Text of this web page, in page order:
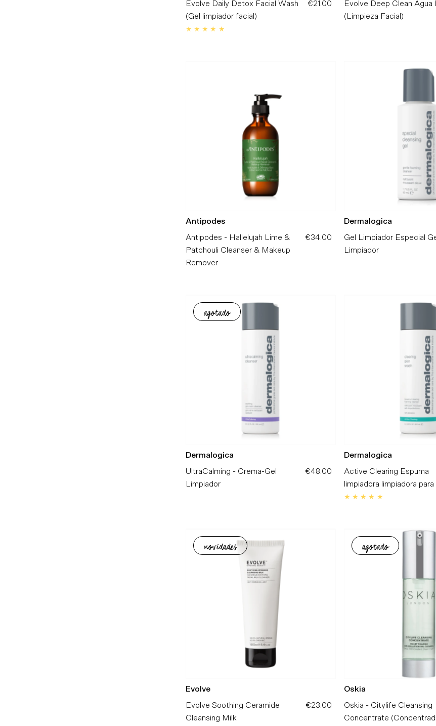
Evolve Daily Detox Facial Wash
(Gel limpiador facial)
Precio
normal
€21.00
Evolve Deep Clean Agua
(Limpieza Facial)
Antipodes
Antipodes - Hallelujah Lime &
Patchouli Cleanser & Makeup
Remover
Precio
€34.00
Dermalogica
Gel Limpiador Especial
Limpiador
agotado
Dermalogica
UltraCalming - Crema-Gel
Limpiador
Precio
normal
€48.00
Dermalogica
Active Clearing Espuma
limpiadora limpiadora para
novidades
Evolve
Evolve Soothing Ceramide
Cleansing Milk
Precio
normal
€23.00
agotado
Oskia
Oskia - Citylife Cleansing
Concentrate